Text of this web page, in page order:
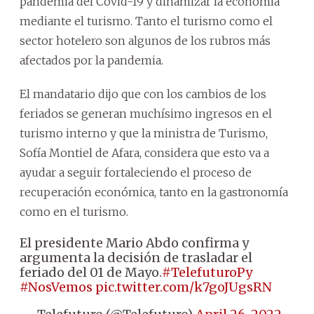
mediante el turismo. Tanto el turismo como el
sector hotelero son algunos de los rubros más
afectados por la pandemia.
El mandatario dijo que con los cambios de los
feriados se generan muchísimo ingresos en el
turismo interno y que la ministra de Turismo,
Sofía Montiel de Afara, considera que esto va a
ayudar a seguir fortaleciendo el proceso de
recuperación económica, tanto en la gastronomía
como en el turismo.
El presidente Mario Abdo confirma y
argumenta la decisión de trasladar el
feriado del 01 de Mayo.#TelefuturoPy
#NosVemos pic.twitter.com/k7goJUgsRN